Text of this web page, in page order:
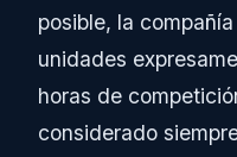
posible, la
unidades
horas de
considerado